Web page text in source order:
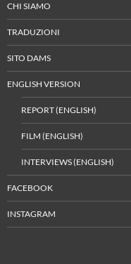
CHI SIAMO
TRADUZIONI
SITO DAMS
ENGLISH VERSION
REPORT (ENGLISH)
FILM (ENGLISH)
INTERVIEWS (ENGLISH)
FACEBOOK
INSTAGRAM